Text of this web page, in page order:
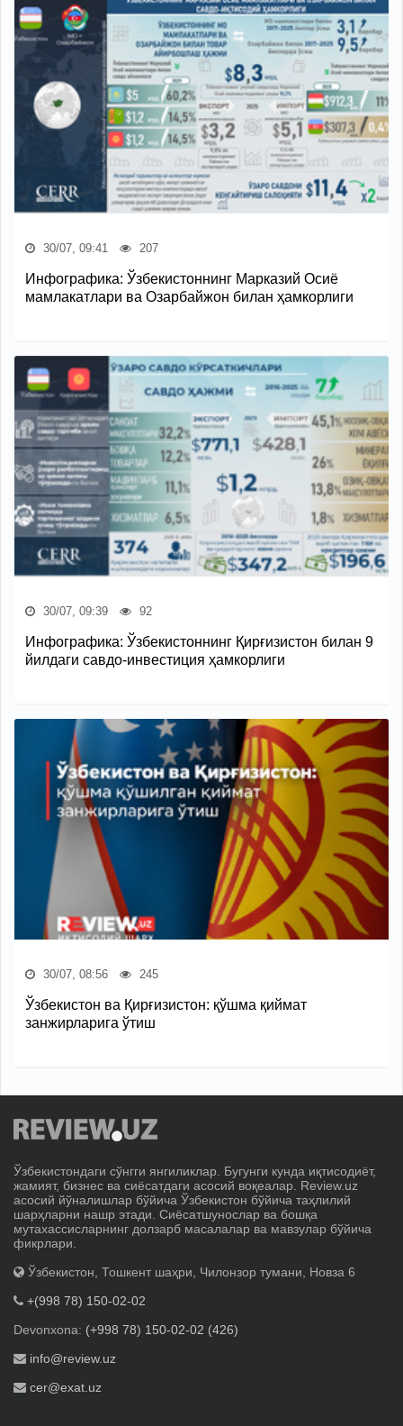
30/07, 09:41 207
Инфографика: Ўзбекистоннинг Марказий Осиё
мамлакатлари ва Озарбайжон билан ҳамкорлиги
30/07, 09:39 92
Инфографика: Ўзбекистоннинг Қирғизистон билан 9
йилдаги савдо-инвестиция ҳамкорлиги
30/07, 08:56 245
Ўзбекистон ва Қирғизистон: қўшма қиймат
занжирларига ўтиш
Ўзбекистондаги сўнгги янгиликлар. Бугунги кунда иқтисодиёт,
жамият, бизнес ва сиёсатдаги асосий воқеалар. Review.uz
асосий йўналишлар бўйича Ўзбекистон бўйича таҳлилий
шарҳларни нашр этади. Сиёсатшунослар ва бошқа
мутахассисларнинг долзарб масалалар ва мавзулар бўйича
фикрлари.
Ўзбекистон, Тошкент шаҳри, Чилонзор тумани, Новза 6
+(998 78) 150-02-02
Devonxona: (+998 78) 150-02-02 (426)
info@review.uz
cer@exat.uz